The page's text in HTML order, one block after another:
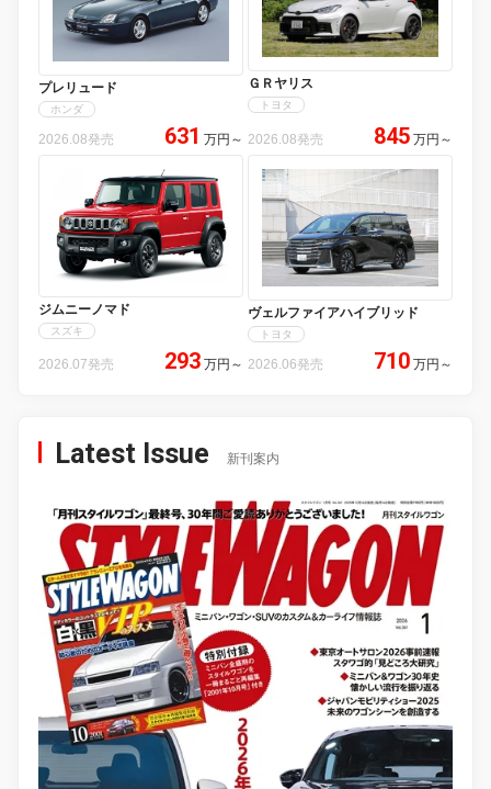
プレリュード
ホンダ
2026.08発売 631 万円 ～
ＧＲヤリス
トヨタ
2026.08発売 845 万円 ～
ジムニーノマド
スズキ
2026.07発売 293 万円 ～
ヴェルファイアハイブリッド
トヨタ
2026.06発売 710 万円 ～
Latest Issue 新刊案内